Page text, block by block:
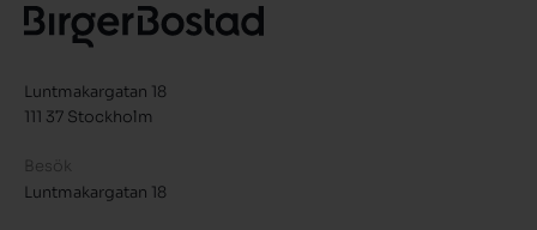
Luntmakargatan 18
111 37 Stockholm
Besök
Luntmakargatan 18